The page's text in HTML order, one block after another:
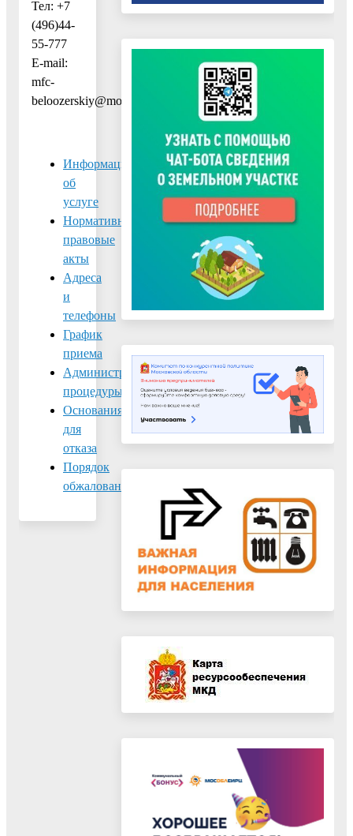
Тел: +7
(496)44-
55-777
E-mail:
mfc-
beloozerskiy@mosreg.ru
Информация
об
услуге
Нормативно-
правовые
акты
Адреса
и
телефоны
График
приема
Административные
процедуры
Основания
для
отказа
Порядок
обжалования